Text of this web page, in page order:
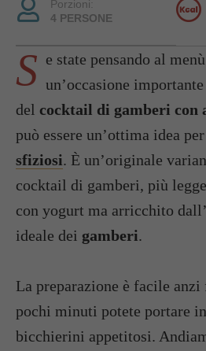
Porzioni:
4 PERSONE
S e state pensando al
un’occasione
del cocktail di gamberi con
può essere un’ottima idea
sfiziosi. È un’originale
cocktail di gamberi, più
con yogurt ma arricchito dall’
ideale dei gamberi.
La preparazione è facile
pochi minuti potete portare
bicchierini appetitosi.